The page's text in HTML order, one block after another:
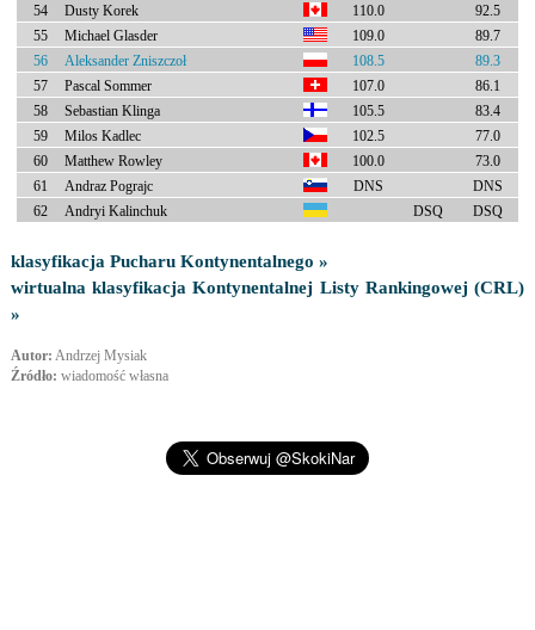
54 Dusty Korek 110.0
92.5
55
Michael Glasder 109.0
89.7
56
Aleksander Zniszczoł 108.5
89.3
57
Pascal Sommer 107.0
86.1
58
Sebastian Klinga 105.5
83.4
59
Milos Kadlec 102.5
77.0
60
Matthew Rowley 100.0
73.0
61
Andraz Pograjc DNS
DNS
62
Andryi Kalinchuk DSQ DSQ
klasyfikacja Pucharu Kontynentalnego »
wirtualna klasyfikacja Kontynentalnej Listy Rankingowej (CRL)
»
Autor: Andrzej Mysiak
Źródło: wiadomość własna